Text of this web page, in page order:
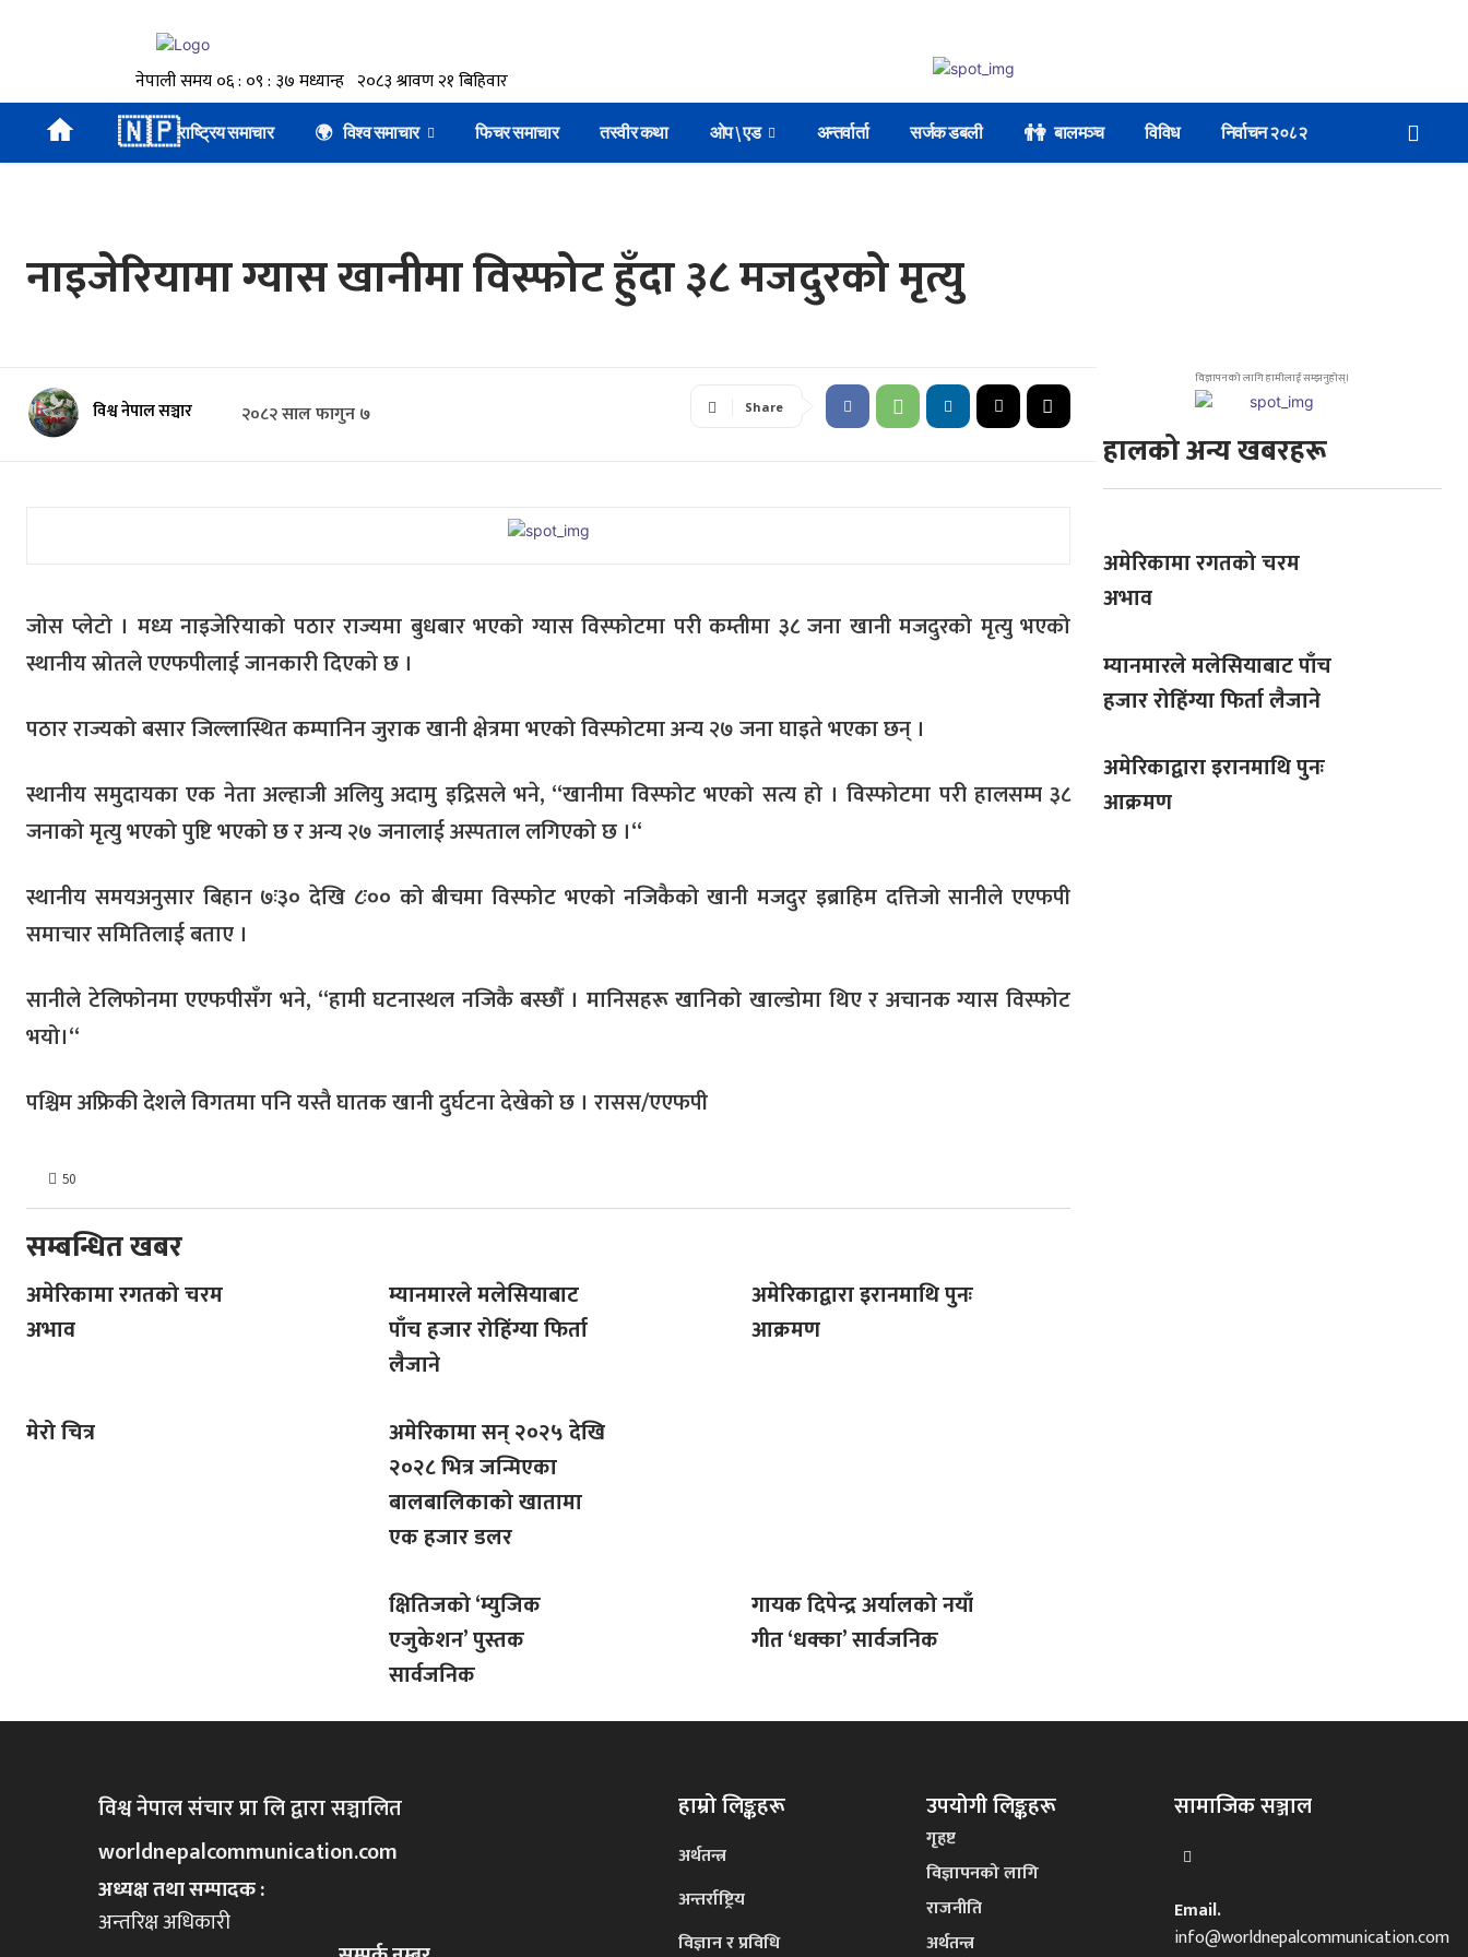
🇳🇵राष्ट्रिय समाचार 🌍 विश्व समाचार फिचर समाचार तस्वीर कथा ओप \ एड अन्तर्वार्ता सर्जक डबली 👫बालमञ्च विविध निर्वाचन २०८२
नाइजेरियामा ग्यास खानीमा विस्फोट हुँदा ३८ मजदुरको मृत्यु
विश्व नेपाल सञ्चार २०८२ साल फागुन ७ Share
जोस प्लेटो । मध्य नाइजेरियाको पठार राज्यमा बुधबार भएको ग्यास विस्फोटमा परी कम्तीमा ३८ जना खानी मजदुरको मृत्यु भएको
स्थानीय स्रोतले एएफपीलाई जानकारी दिएको छ ।
पठार राज्यको बसार जिल्लास्थित कम्पानिन जुराक खानी क्षेत्रमा भएको विस्फोटमा अन्य २७ जना घाइते भएका छन् ।
स्थानीय समुदायका एक नेता अल्हाजी अलियु अदामु इद्रिसले भने, “खानीमा विस्फोट भएको सत्य हो । विस्फोटमा परी हालसम्म ३८
जनाको मृत्यु भएको पुष्टि भएको छ र अन्य २७ जनालाई अस्पताल लगिएको छ ।“
स्थानीय समयअनुसार बिहान ७ः३० देखि ८ः०० को बीचमा विस्फोट भएको नजिकैको खानी मजदुर इब्राहिम दत्तिजो सानीले एएफपी
समाचार समितिलाई बताए ।
सानीले टेलिफोनमा एएफपीसँग भने, “हामी घटनास्थल नजिकै बस्छौँ । मानिसहरू खानिको खाल्डोमा थिए र अचानक ग्यास विस्फोट
भयो।“
पश्चिम अफ्रिकी देशले विगतमा पनि यस्तै घातक खानी दुर्घटना देखेको छ । रासस/एएफपी
50
सम्बन्धित खबर
अमेरिकामा रगतको चरम
अभाव
म्यानमारले मलेसियाबाट
पाँच हजार रोहिंग्या फिर्ता
लैजाने
अमेरिकाद्वारा इरानमाथि पुनः
आक्रमण
मेरो चित्र
अमेरिकामा सन् २०२५ देखि
२०२८ भित्र जन्मिएका
बालबालिकाको खातामा
एक हजार डलर
क्षितिजको ‘म्युजिक
एजुकेशन’ पुस्तक
सार्वजनिक
गायक दिपेन्द्र अर्यालको नयाँ
गीत ‘धक्का’ सार्वजनिक
विज्ञापनको लागि हामीलाई सम्झनुहोस्।
हालको अन्य खबरहरू
अमेरिकामा रगतको चरम
अभाव
म्यानमारले मलेसियाबाट पाँच
हजार रोहिंग्या फिर्ता लैजाने
अमेरिकाद्वारा इरानमाथि पुनः
आक्रमण
विश्व नेपाल संचार प्रा लि द्वारा सञ्चालित
worldnepalcommunication.com
अध्यक्ष तथा सम्पादक :
अन्तरिक्ष अधिकारी
हाम्रो लिङ्कहरू
अर्थतन्त्र
अन्तर्राष्ट्रिय
विज्ञान र प्रविधि
उपयोगी लिङ्कहरू
गृहष्ट
विज्ञापनको लागि
राजनीति
अर्थतन्त्र
सामाजिक सञ्जाल
Email.
info@worldnepalcommunication.com